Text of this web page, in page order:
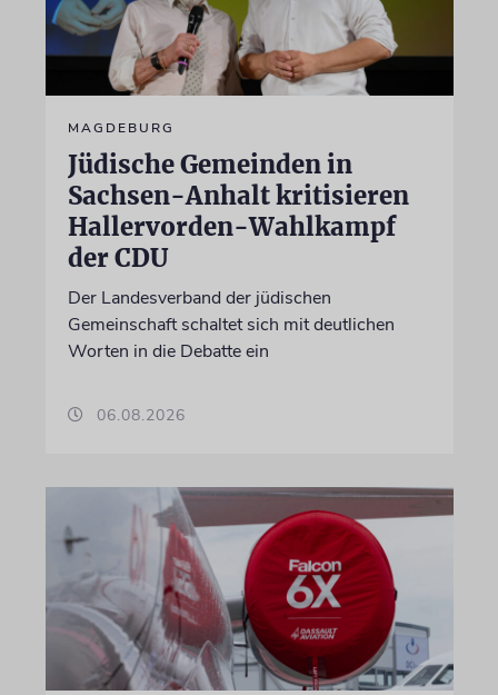
MAGDEBURG
Jüdische Gemeinden in
Sachsen-Anhalt kritisieren
Hallervorden-Wahlkampf
der CDU
Der Landesverband der jüdischen
Gemeinschaft schaltet sich mit deutlichen
Worten in die Debatte ein
06.08.2026